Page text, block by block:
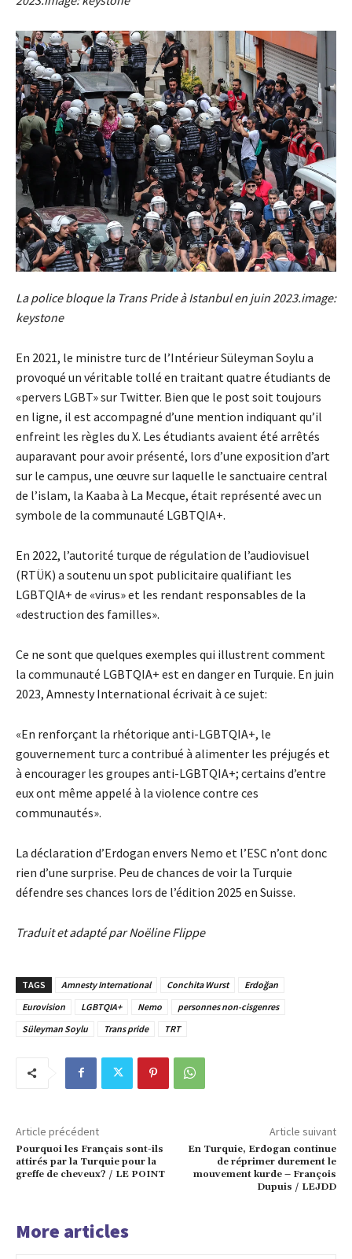
La police bloque la Trans Pride à Istanbul en juin 2023.image:
keystone
En 2021, le ministre turc de l’Intérieur Süleyman Soylu a
provoqué un véritable tollé en traitant quatre étudiants de
«pervers LGBT» sur Twitter. Bien que le post soit toujours
en ligne, il est accompagné d’une mention indiquant qu’il
enfreint les règles du X. Les étudiants avaient été arrêtés
auparavant pour avoir présenté, lors d’une exposition d’art
sur le campus, une œuvre sur laquelle le sanctuaire central
de l’islam, la Kaaba à La Mecque, était représenté avec un
symbole de la communauté LGBTQIA+.
En 2022, l’autorité turque de régulation de l’audiovisuel
(RTÜK) a soutenu un spot publicitaire qualifiant les
LGBTQIA+ de «virus» et les rendant responsables de la
«destruction des familles».
Ce ne sont que quelques exemples qui illustrent comment
la communauté LGBTQIA+ est en danger en Turquie. En juin
2023, Amnesty International écrivait à ce sujet:
«En renforçant la rhétorique anti-LGBTQIA+, le
gouvernement turc a contribué à alimenter les préjugés et
à encourager les groupes anti-LGBTQIA+; certains d’entre
eux ont même appelé à la violence contre ces
communautés».
La déclaration d’Erdogan envers Nemo et l’ESC n’ont donc
rien d’une surprise. Peu de chances de voir la Turquie
défendre ses chances lors de l’édition 2025 en Suisse.
Traduit et adapté par Noëline Flippe
TAGS Amnesty International Conchita Wurst
Erdoğan
Eurovision
LGBTQIA+ Nemo
personnes non-cisgenres
Süleyman Soylu
Trans pride TRT
Article précédent
Pourquoi les Français sont-ils
attirés par la Turquie pour la
greffe de cheveux? / LE POINT
Article suivant
En Turquie, Erdogan continue
de réprimer durement le
mouvement kurde – François
Dupuis / LEJDD
More articles